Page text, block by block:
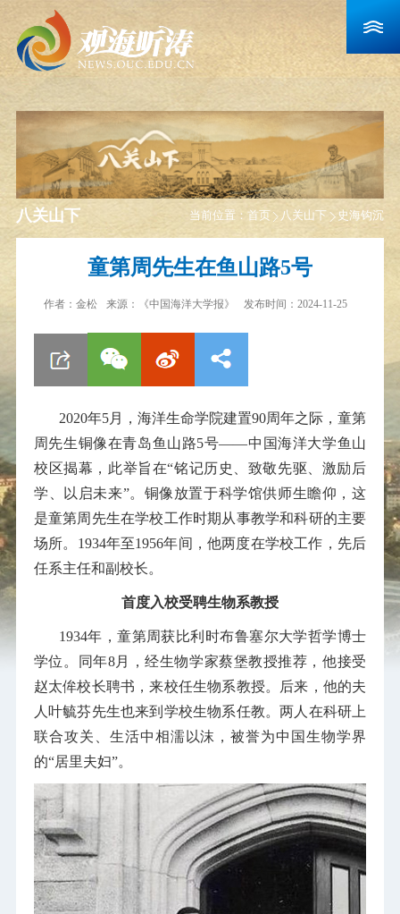
当前位置： 首页 八关山下 史海钩沉
八关山下
童第周先生在鱼山路5号
作者： 金松 来源： 《中国海洋大学报》 发布时间：2024-11-25
2020年5月，海洋生命学院建置90周年之际，童第
周先生铜像在青岛鱼山路5号——中国海洋大学鱼山
校区揭幕，此举旨在“铭记历史、致敬先驱、激励后
学、以启未来”。铜像放置于科学馆供师生瞻仰，这
是童第周先生在学校工作时期从事教学和科研的主要
场所。1934年至1956年间，他两度在学校工作，先后
任系主任和副校长。
首度入校受聘生物系教授
1934年，童第周获比利时布鲁塞尔大学哲学博士
学位。同年8月，经生物学家蔡堡教授推荐，他接受
赵太侔校长聘书，来校任生物系教授。后来，他的夫
人叶毓芬先生也来到学校生物系任教。两人在科研上
联合攻关、生活中相濡以沫，被誉为中国生物学界
的“居里夫妇”。